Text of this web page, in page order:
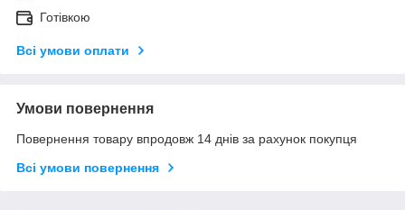
Готівкою
Всі умови оплати
Умови повернення
Повернення товару впродовж 14 днів за рахунок покупця
Всі умови повернення